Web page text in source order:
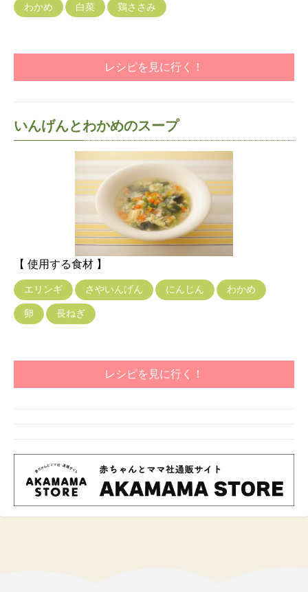
わかめ 白菜 鶏ささみ
レシピを見に行く！
いんげんとわかめのスープ
【 使用する食材 】
エリンギ さやいんげん にんじん わかめ
卵 長ねぎ
レシピを見に行く！